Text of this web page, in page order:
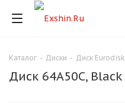
Каталог - Диски - Диск Eurodisk
Диск 64A50C, Black
Для клиентов всех банков